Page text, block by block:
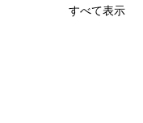
すべて表示